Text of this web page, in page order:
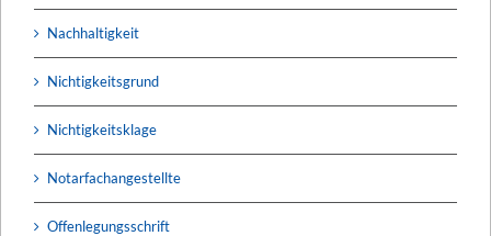
Nachhaltigkeit
Nichtigkeitsgrund
Nichtigkeitsklage
Notarfachangestellte
Offenlegungsschrift